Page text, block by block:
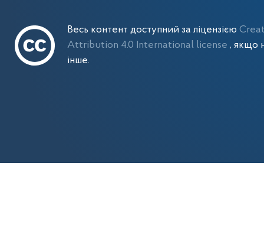
Весь контент доступний за ліцензією
Attribution 4.0 International license, якщо
інше.